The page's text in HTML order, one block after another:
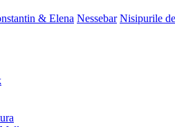
& Elena Nessebar Nisipurile